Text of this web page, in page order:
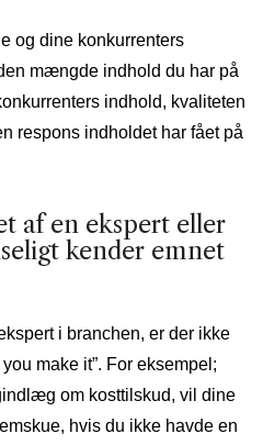
og dine konkurrenters
mængde indhold du har på
indhold, kvaliteten
respons indholdet har fået på
af en ekspert eller
kender emnet
i branchen, er der ikke
make it”. For eksempel;
om kosttilskud, vil dine
hvis du ikke havde en